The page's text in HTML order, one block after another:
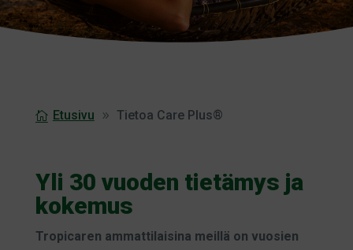
Etusivu Tietoa Care Plus®
Yli 30 vuoden tietämys ja
kokemus
Tropicaren ammattilaisina meillä on vuosien